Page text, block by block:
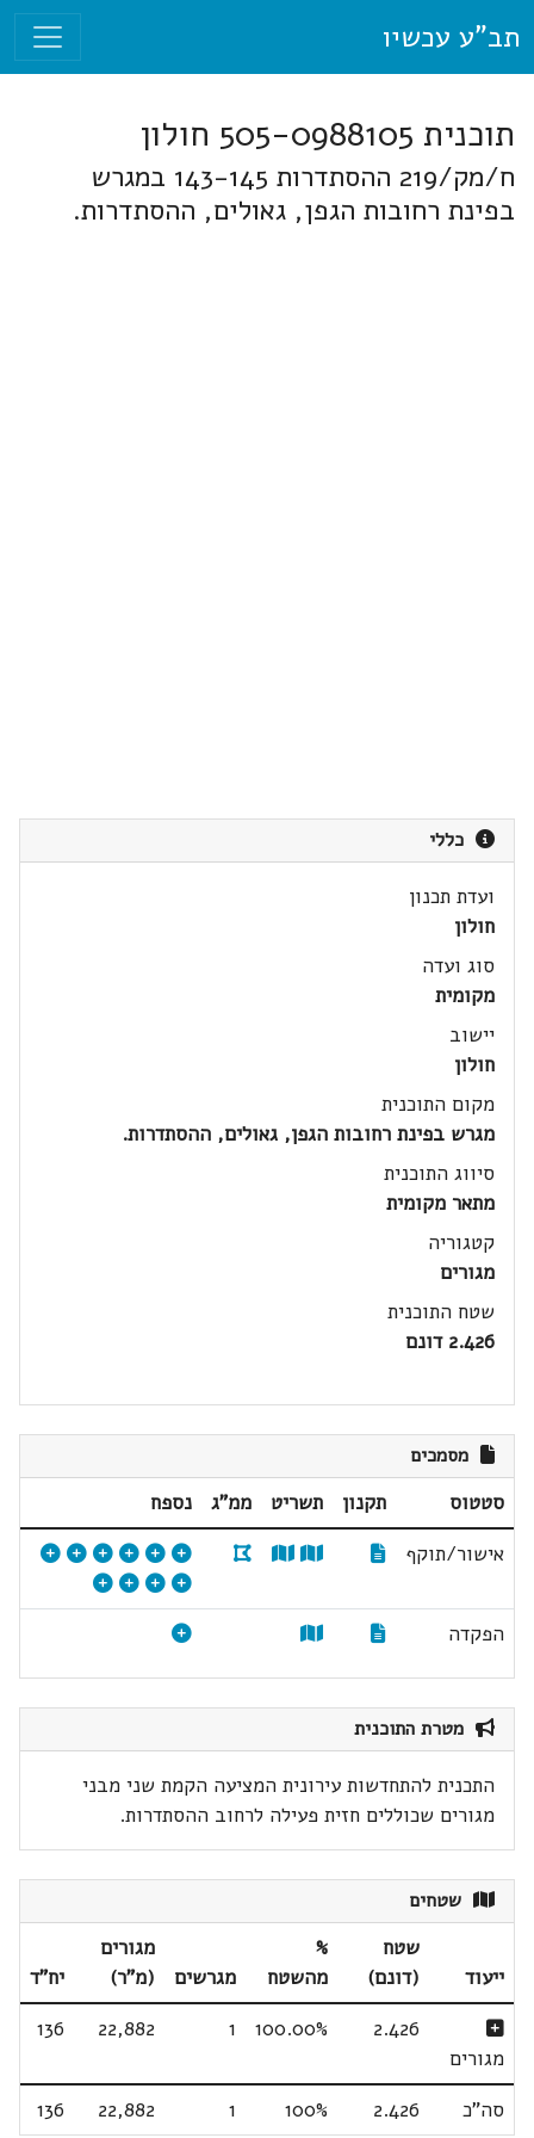
תב"ע עכשיו
תוכנית 505-0988105 חולון
ח/מק/219 ההסתדרות 143-145 במגרש
בפינת רחובות הגפן, גאולים, ההסתדרות.
כללי
ועדת תכנון
חולון
סוג ועדה
מקומית
יישוב
חולון
מקום התוכנית
מגרש בפינת רחובות הגפן, גאולים, ההסתדרות.
סיווג התוכנית
מתאר מקומית
קטגוריה
מגורים
שטח התוכנית
2.426 דונם
מסמכים
סטטוס תקנון תשריט ממ"ג
נספח
אישור/תוקף
הפקדה
מטרת התוכנית
התכנית להתחדשות עירונית המציעה הקמת שני מבני
מגורים שכוללים חזית פעילה לרחוב ההסתדרות.
שטחים
ייעוד
שטח
(דונם)
%
מהשטח
מגרשים
מגורים
(מ"ר)
יח"ד
מגורים
2.426
100.00%
1
22,882
136
סה"כ 2.426
100%
1
22,882
136